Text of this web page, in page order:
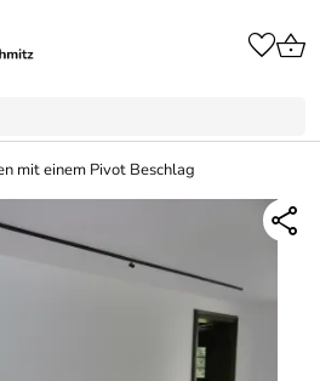
mit einem Pivot Beschlag